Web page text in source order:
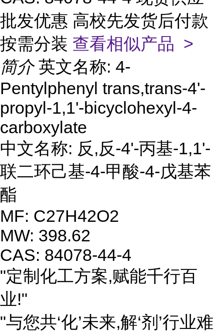
批发优惠 高校先发货后付款
按需分装 查看相似产品 >
简介 英文名称: 4-
Pentylphenyl trans,trans-4'-
propyl-1,1'-bicyclohexyl-4-
carboxylate
中文名称: 反,反-4'-丙基-1,1'-
联二环己基-4-甲酸-4-戊基苯
酯
MF: C27H42O2
MW: 398.62
CAS: 84078-44-4
"定制化工方案,赋能千行百
业!"
"与您共‘化’未来,解‘剂’行业难